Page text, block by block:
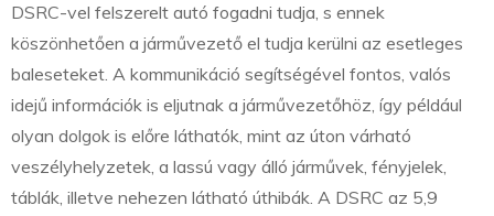
DSRC-vel felszerelt autó fogadni tudja, s ennek
köszönhetően a járművezető el tudja kerülni az esetleges
baleseteket. A kommunikáció segítségével fontos, valós
idejű információk is eljutnak a járművezetőhöz, így például
olyan dolgok is előre láthatók, mint az úton várható
veszélyhelyzetek, a lassú vagy álló járművek, fényjelek,
táblák, illetve nehezen látható úthibák. A DSRC az 5,9